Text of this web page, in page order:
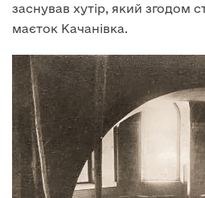
заснував хутір, який згодом
маєток Качанівка.